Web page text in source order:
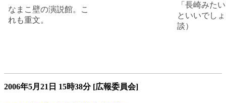
なまこ壁の演説館。こ
れも重文。
「長崎みた
といいでし
談）
2006年5月21日 15時38分 [広報委員会]